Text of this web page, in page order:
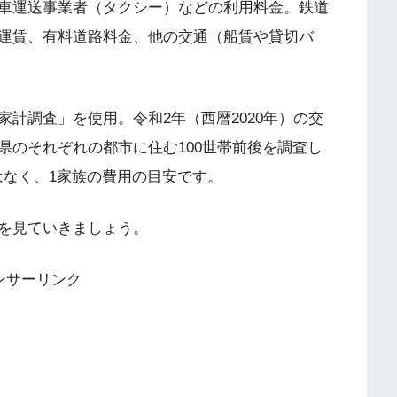
運送事業者（タクシー）などの利用料金。鉄道
賃、有料道路料金、他の交通（船賃や貸切バ
計調査」を使用。令和2年（西暦2020年）の交
のそれぞれの都市に住む100世帯前後を調査し
く、1家族の費用の目安です。
見ていきましょう。
サーリンク